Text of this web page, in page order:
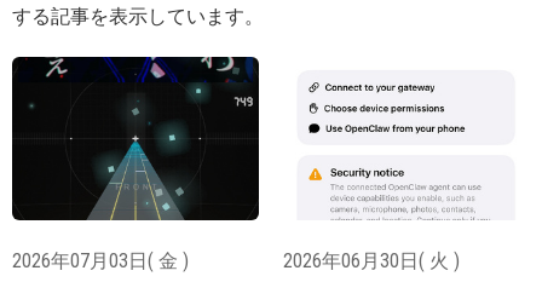
する記事を表示しています。
2026年07月03日( 金 ) 2026年06月30日( 火 )